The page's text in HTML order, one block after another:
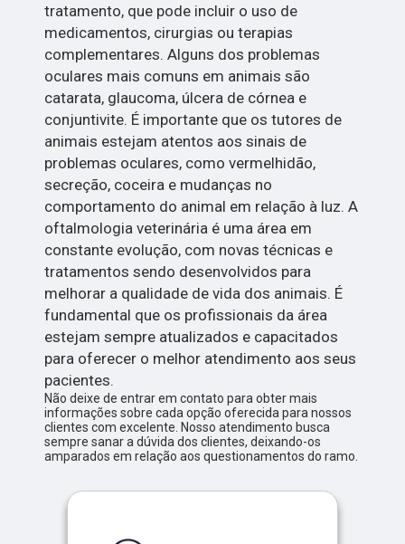
tratamento, que pode incluir o uso de
medicamentos, cirurgias ou terapias
complementares. Alguns dos problemas
oculares mais comuns em animais são
catarata, glaucoma, úlcera de córnea e
conjuntivite. É importante que os tutores de
animais estejam atentos aos sinais de
problemas oculares, como vermelhidão,
secreção, coceira e mudanças no
comportamento do animal em relação à luz. A
oftalmologia veterinária é uma área em
constante evolução, com novas técnicas e
tratamentos sendo desenvolvidos para
melhorar a qualidade de vida dos animais. É
fundamental que os profissionais da área
estejam sempre atualizados e capacitados
para oferecer o melhor atendimento aos seus
pacientes.
Não deixe de entrar em contato para obter mais
informações sobre cada opção oferecida para nossos
clientes com excelente. Nosso atendimento busca
sempre sanar a dúvida dos clientes, deixando-os
amparados em relação aos questionamentos do ramo.